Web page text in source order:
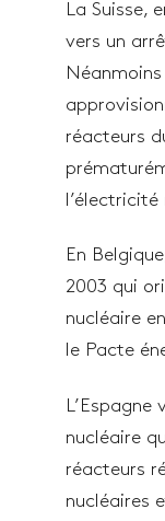
La Suisse,
vers un
réacteurs
En
2003 qui
nucléaire
le Pacte
nucléaire
réacteurs
nucléaires